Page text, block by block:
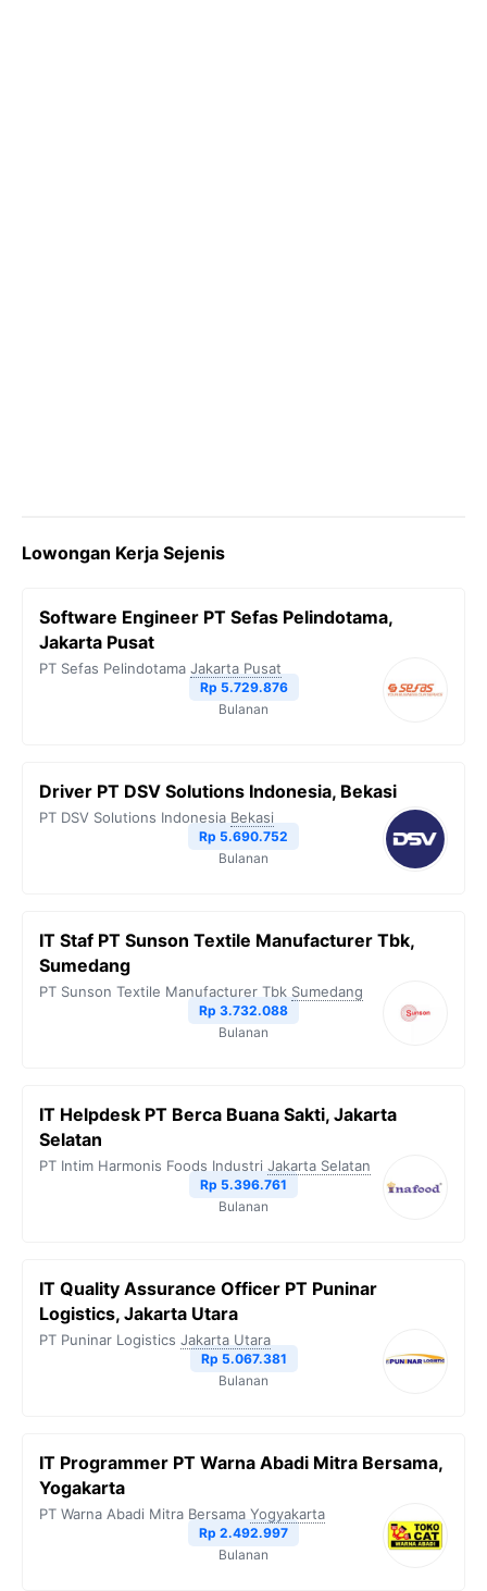
Lowongan Kerja Sejenis
Software Engineer PT Sefas Pelindotama,
Jakarta Pusat
PT Sefas Pelindotama Jakarta Pusat
Rp 5.729.876
Bulanan
Driver PT DSV Solutions Indonesia, Bekasi
PT DSV Solutions Indonesia Bekasi
Rp 5.690.752
Bulanan
IT Staf PT Sunson Textile Manufacturer Tbk,
Sumedang
PT Sunson Textile Manufacturer Tbk Sumedang
Rp 3.732.088
Bulanan
IT Helpdesk PT Berca Buana Sakti, Jakarta
Selatan
PT Intim Harmonis Foods Industri Jakarta Selatan
Rp 5.396.761
Bulanan
IT Quality Assurance Officer PT Puninar
Logistics, Jakarta Utara
PT Puninar Logistics Jakarta Utara
Rp 5.067.381
Bulanan
IT Programmer PT Warna Abadi Mitra Bersama,
Yogakarta
PT Warna Abadi Mitra Bersama Yogyakarta
Rp 2.492.997
Bulanan